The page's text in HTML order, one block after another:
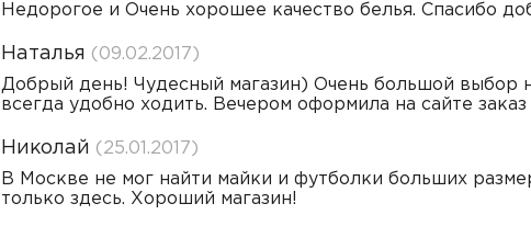
Недорогое и Очень хорошее качество белья. Спасибо
Наталья (09.02.2017)
Добрый день! Чудесный магазин) Очень большой выбор
всегда удобно ходить. Вечером оформила на сайте
Николай (25.01.2017)
В Москве не мог найти майки и футболки больших
только здесь. Хороший магазин!